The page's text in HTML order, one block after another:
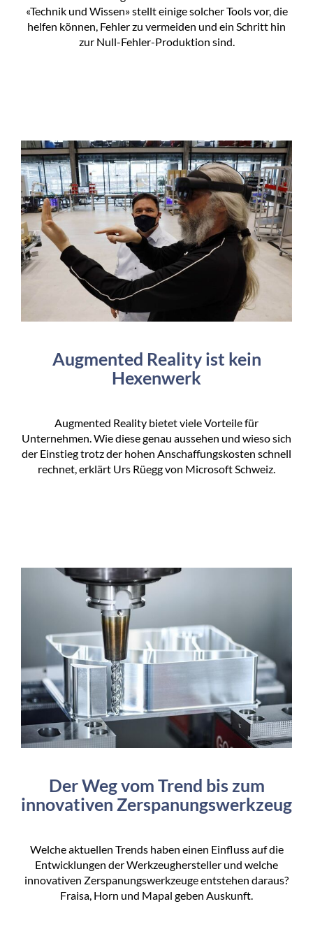
«Technik und Wissen» stellt einige solcher Tools vor, die
helfen können, Fehler zu vermeiden und ein Schritt hin
zur Null-Fehler-Produktion sind.
Augmented Reality ist kein
Hexenwerk
Augmented Reality bietet viele Vorteile für
Unternehmen. Wie diese genau aussehen und wieso sich
der Einstieg trotz der hohen Anschaffungskosten schnell
rechnet, erklärt Urs Rüegg von Microsoft Schweiz.
Der Weg vom Trend bis zum
innovativen Zerspanungswerkzeug
Welche aktuellen Trends haben einen Einfluss auf die
Entwicklungen der Werkzeughersteller und welche
innovativen Zerspanungswerkzeuge entstehen daraus?
Fraisa, Horn und Mapal geben Auskunft.